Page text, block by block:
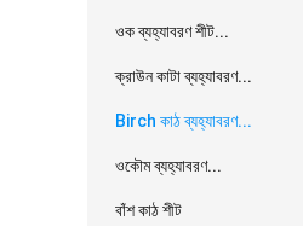
ওক ব্যহ্যাবরণ শীট...
ক্রাউন কাটা ব্যহ্যাবরণ...
Birch কাঠ ব্যহ্যাবরণ...
ওকৌম ব্যহ্যাবরণ...
বাঁশ কাঠ শীট